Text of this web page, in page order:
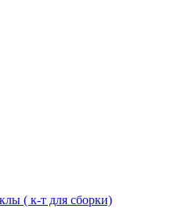
( к-т для сборки)